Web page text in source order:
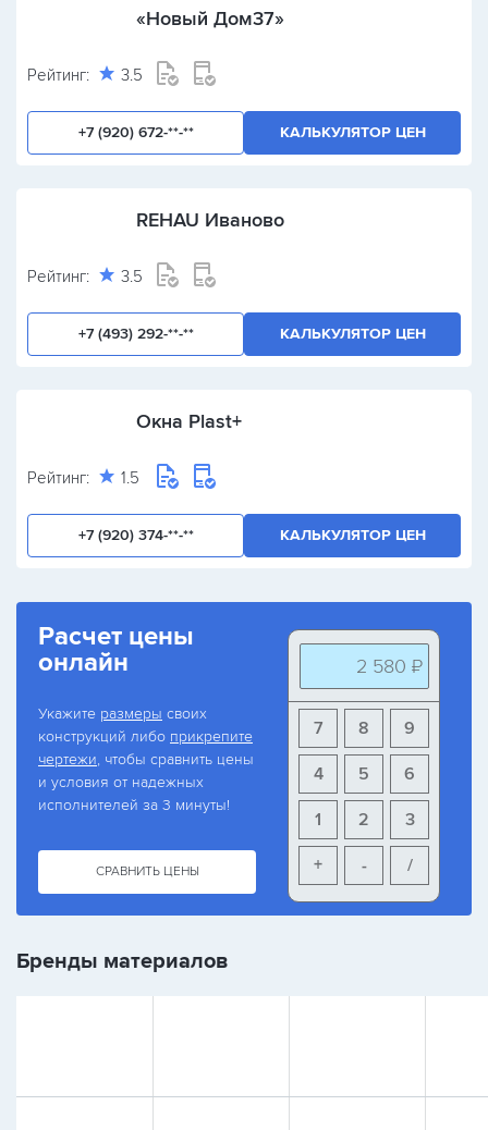
«Новый Дом37»
Рейтинг: 3.5
+7 (920) 672-**-** КАЛЬКУЛЯТОР ЦЕН
REHAU Иваново
Рейтинг: 3.5
+7 (493) 292-**-** КАЛЬКУЛЯТОР ЦЕН
Окна Plast+
Рейтинг: 1.5
+7 (920) 374-**-** КАЛЬКУЛЯТОР ЦЕН
Расчет цены
онлайн
Укажите размеры своих
конструкций либо прикрепите
чертежи, чтобы сравнить цены
и условия от надежных
исполнителей за 3 минуты!
СРАВНИТЬ ЦЕНЫ
2 580 ₽
9
8
7
6
5
4
3
2
1
+ - /
Бренды материалов